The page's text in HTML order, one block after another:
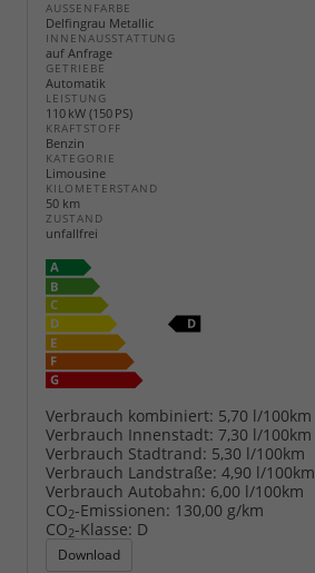
AUSSENFARBE
Delfingrau Metallic
INNENAUSSTATTUNG
auf Anfrage
GETRIEBE
Automatik
LEISTUNG
110 kW (150 PS)
KRAFTSTOFF
Benzin
KATEGORIE
Limousine
KILOMETERSTAND
50 km
ZUSTAND
unfallfrei
Verbrauch kombiniert: 5,70 l/100km
Verbrauch Innenstadt: 7,30 l/100km
Verbrauch Stadtrand: 5,30 l/100km
Verbrauch Landstraße: 4,90 l/100km
Verbrauch Autobahn: 6,00 l/100km
CO2-Emissionen: 130,00 g/km
CO2-Klasse: D
Download